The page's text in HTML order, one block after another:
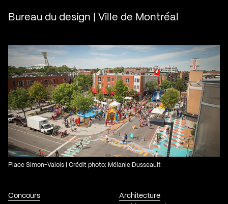
Bureau du design | Ville de Montréal
Concours
Architecture
Place Simon-Valois | Crédit photo: Mélanie Dusseault